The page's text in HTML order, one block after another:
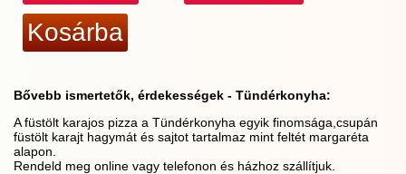
Bővebb ismertetők, érdekességek - Tündérkonyha:
A füstölt karajos pizza a Tündérkonyha egyik finomsága,csupán
füstölt karajt hagymát és sajtot tartalmaz mint feltét margaréta
alapon.
Rendeld meg online vagy telefonon és házhoz szállítjuk.